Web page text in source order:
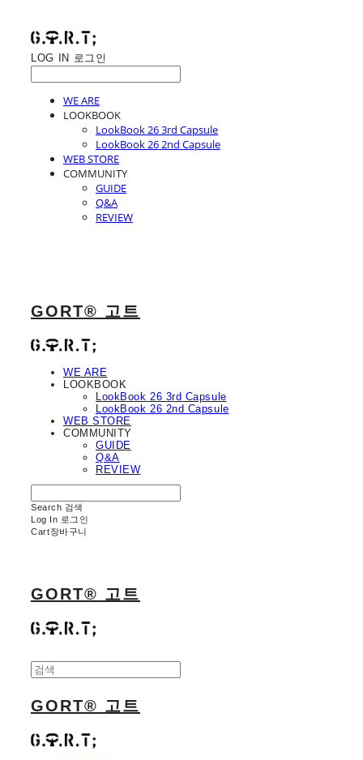
LOG IN 로그인
WE ARE
LOOKBOOK
LookBook 26 3rd Capsule
LookBook 26 2nd Capsule
WEB STORE
COMMUNITY
GUIDE
Q&A
REVIEW
GORT® 고트
WE ARE
LOOKBOOK
LookBook 26 3rd Capsule
LookBook 26 2nd Capsule
WEB STORE
COMMUNITY
GUIDE
Q&A
REVIEW
Search 검색
Log In 로그인
Cart장바구니
GORT® 고트
GORT® 고트